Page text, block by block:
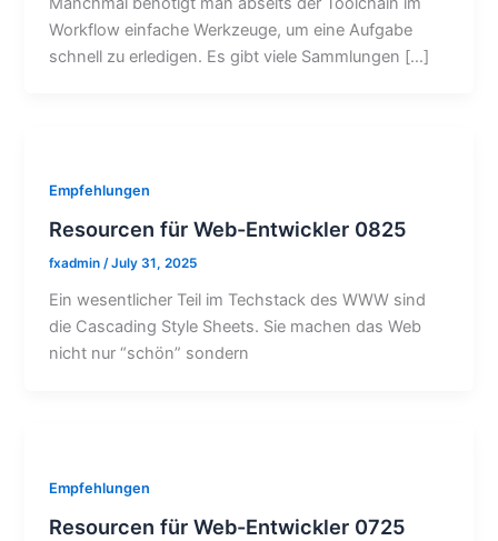
Workflow einfache Werkzeuge, um eine Aufgabe
schnell zu erledigen. Es gibt viele Sammlungen […]
Empfehlungen
Resourcen für Web-Entwickler 0825
fxadmin/July 31, 2025
Ein wesentlicher Teil im Techstack des WWW sind
die Cascading Style Sheets. Sie machen das Web
nicht nur “schön” sondern
Empfehlungen
Resourcen für Web-Entwickler 0725